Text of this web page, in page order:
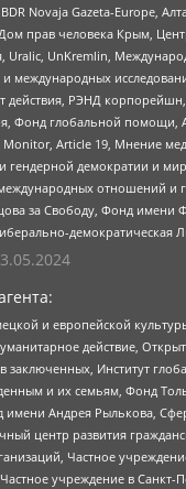
Novaja Gazeta-Europe,
прав человека Крым,
UnKremlin,
международных
РЭНД
Фонд глобальной
Article 19, Мнение
демократии и
отношений
за Свободу, Фонд имени
демократическая
и европейской
действие,
заключенных, Институт
и их семьям, Фонд
Андрея Рылькова,
центр развития
Частное
учреждение в